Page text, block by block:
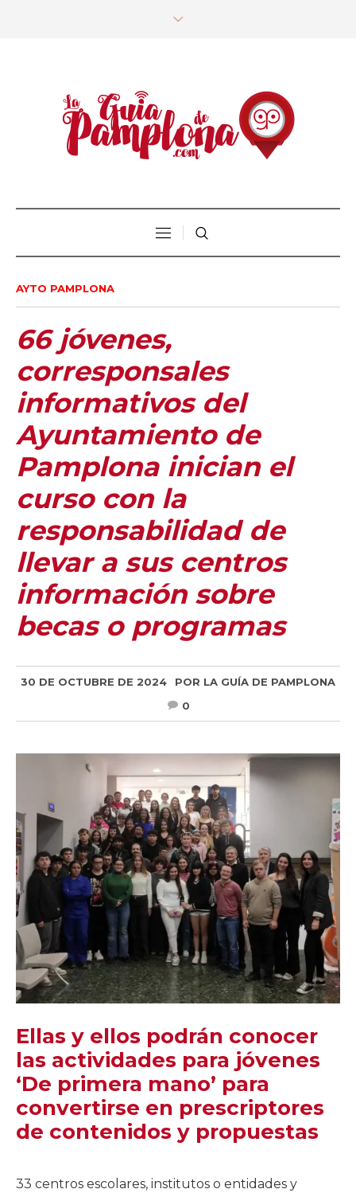
AYTO PAMPLONA
66 jóvenes,
corresponsales
informativos del
Ayuntamiento de
Pamplona inician el
curso con la
responsabilidad de
llevar a sus centros
información sobre
becas o programas
30 DE OCTUBRE DE 2024 POR LA GUÍA DE PAMPLONA
0
Ellas y ellos podrán conocer
las actividades para jóvenes
‘De primera mano’ para
convertirse en prescriptores
de contenidos y propuestas
33 centros escolares, institutos o entidades y